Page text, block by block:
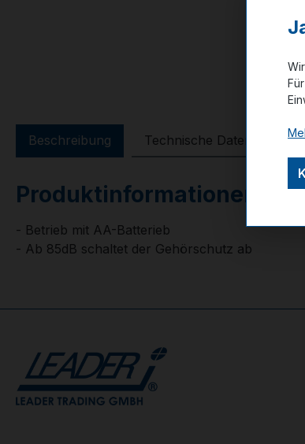
Beschreibung Technische Daten
Produktinformationen
- Betrieb mit AA-Batterieb
- Ab 85dB schaltet der Gehörschutz ab